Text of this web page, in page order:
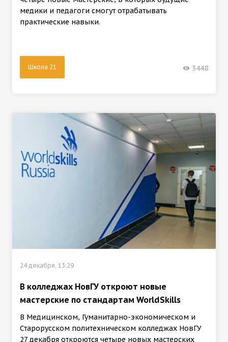
медики и педагоги смогут отрабатывать
практические навыки.
Школа 21 3448
24 декабря, 13:29
В колледжах НовГУ откроют новые
мастерские по стандартам WorldSkills
В Медицинском, Гуманитарно-экономическом и
Старорусском политехническом колледжах НовГУ
27 декабря откроются четыре новых мастерских